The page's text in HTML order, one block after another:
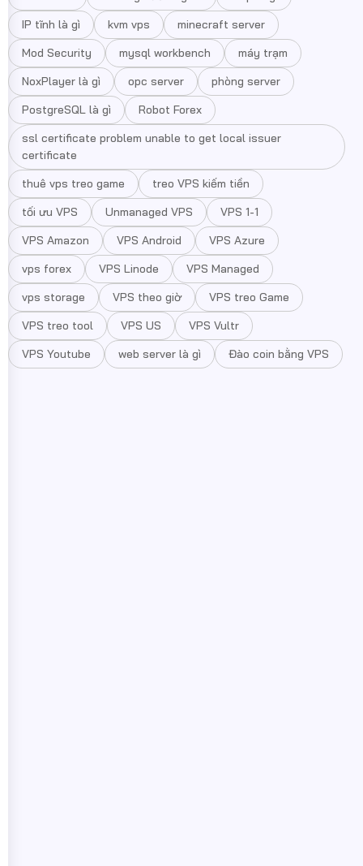
IP tĩnh là gì
kvm vps
minecraft server
Mod Security
mysql workbench
máy trạm
NoxPlayer là gì
opc server
phòng server
PostgreSQL là gì
Robot Forex
ssl certificate problem unable to get local issuer
certificate
thuê vps treo game
treo VPS kiếm tiền
tối ưu VPS
Unmanaged VPS
VPS 1-1
VPS Amazon
VPS Android
VPS Azure
vps forex
VPS Linode
VPS Managed
vps storage
VPS theo giờ
VPS treo Game
VPS treo tool
VPS US
VPS Vultr
VPS Youtube
web server là gì Đào coin bằng VPS